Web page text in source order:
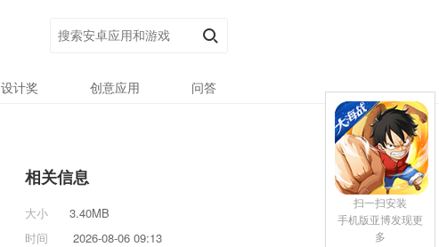
设计奖 创意应用 问答
相关信息
大小
3.40MB
时间
2026-08-06 09:13
扫一扫安装
手机版亚博发现更
多